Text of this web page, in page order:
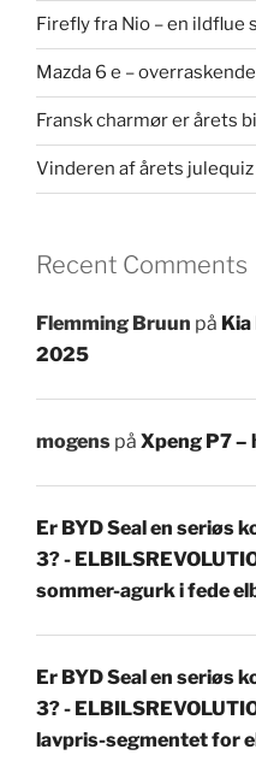
Firefly fra Nio – en ildflue
Mazda 6 e –
Fransk charmør er årets
Vinderen af årets
Recent Comments
Flemming Bruun på
2025
mogens på Xpeng P7 –
Er BYD Seal en seriøs
3? -
sommer-agurk i fede
Er BYD Seal en seriøs
3? -
lavpris-segmentet for